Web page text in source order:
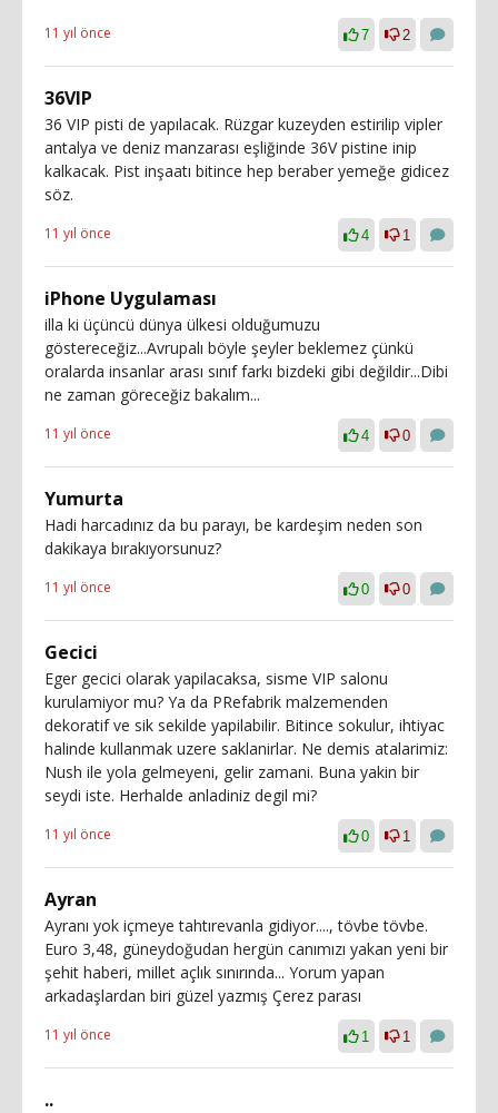
11 yıl önce 7 2
36VIP
36 VIP pisti de yapılacak. Rüzgar kuzeyden estirilip vipler
antalya ve deniz manzarası eşliğinde 36V pistine inip
kalkacak. Pist inşaatı bitince hep beraber yemeğe gidicez
söz.
11 yıl önce 4 1
iPhone Uygulaması
illa ki üçüncü dünya ülkesi olduğumuzu
göstereceğiz...Avrupalı böyle şeyler beklemez çünkü
oralarda insanlar arası sınıf farkı bizdeki gibi değildir...Dibi
ne zaman göreceğiz bakalım...
11 yıl önce 4 0
Yumurta
Hadi harcadınız da bu parayı, be kardeşim neden son
dakikaya bırakıyorsunuz?
11 yıl önce 0 0
Gecici
Eger gecici olarak yapilacaksa, sisme VIP salonu
kurulamiyor mu? Ya da PRefabrik malzemenden
dekoratif ve sik sekilde yapilabilir. Bitince sokulur, ihtiyac
halinde kullanmak uzere saklanirlar. Ne demis atalarimiz:
Nush ile yola gelmeyeni, gelir zamani. Buna yakin bir
seydi iste. Herhalde anladiniz degil mi?
11 yıl önce 0 1
Ayran
Ayranı yok içmeye tahtırevanla gidiyor...., tövbe tövbe.
Euro 3,48, güneydoğudan hergün canımızı yakan yeni bir
şehit haberi, millet açlık sınırında... Yorum yapan
arkadaşlardan biri güzel yazmış Çerez parası
11 yıl önce 1 1
..